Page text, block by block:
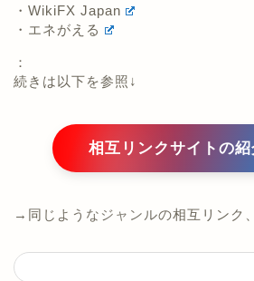
・WikiFX Japan
・エネがえる
：
続きは以下を参照↓
相互リンクサイトの
→同じようなジャンルの相互リンク